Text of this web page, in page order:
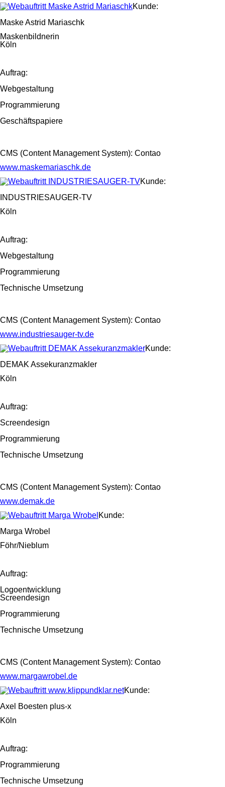
Kunde:
Maske Astrid Mariaschk
Maskenbildnerin
Köln
Auftrag:
Webgestaltung
Programmierung
Geschäftspapiere
CMS (Content Management System): Contao
www.maskemariaschk.de
Kunde:
INDUSTRIESAUGER-TV
Köln
Auftrag:
Webgestaltung
Programmierung
Technische Umsetzung
CMS (Content Management System): Contao
www.industriesauger-tv.de
Kunde:
DEMAK Assekuranzmakler
Köln
Auftrag:
Screendesign
Programmierung
Technische Umsetzung
CMS (Content Management System): Contao
www.demak.de
Kunde:
Marga Wrobel
Föhr/Nieblum
Auftrag:
Logoentwicklung
Screendesign
Programmierung
Technische Umsetzung
CMS (Content Management System): Contao
www.margawrobel.de
Kunde:
Axel Boesten plus-x
Köln
Auftrag:
Programmierung
Technische Umsetzung